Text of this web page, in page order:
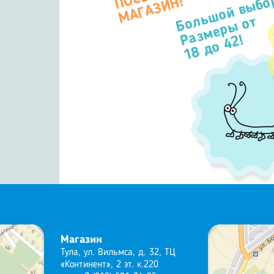
П
Н!Большой
Размеры от
18 до 42!
Магазин
Тула, ул. Вильмса, д. 32, ТЦ
«Континент», 2 эт. к.220